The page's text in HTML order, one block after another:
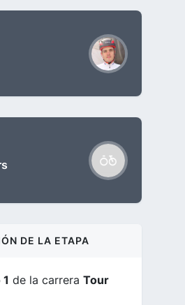
DE LA ETAPA
de la carrera Tour